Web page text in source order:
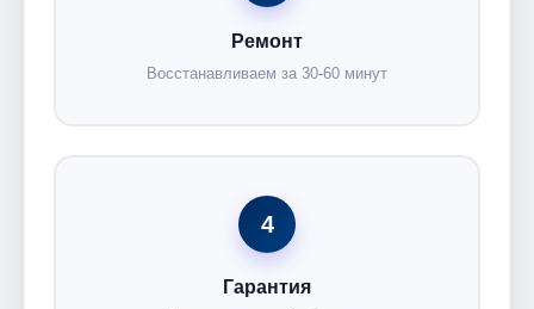
Ремонт
Восстанавливаем за 30-60 минут
4
Гарантия